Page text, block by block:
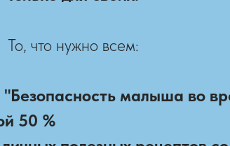
То, что нужно всем:
малыша во
50 %